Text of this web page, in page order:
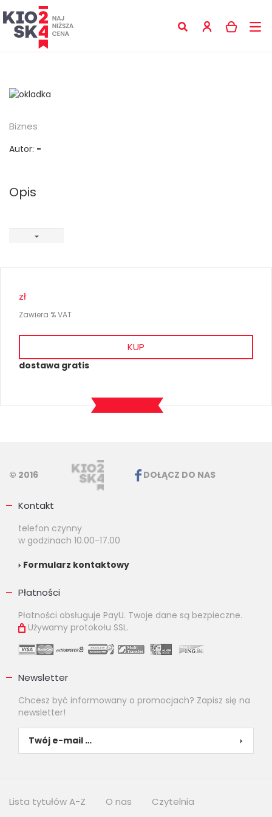
Biznes
Autor: -
Opis
zł
Zawiera % VAT
KUP
dostawa gratis
© 2016 DOŁĄCZ DO NAS
Kontakt
telefon czynny
w godzinach 10.00-17.00
Formularz kontaktowy
Płatności
Płatności obsługuje PayU. Twoje dane są bezpieczne.
Używamy protokołu SSL.
Newsletter
Chcesz być informowany o promocjach? Zapisz się na
newsletter!
Lista tytułów A-Z O nas Czytelnia